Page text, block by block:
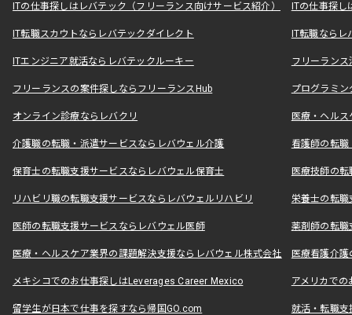
ITの仕事探しはレバテック（フリーランス向けサービス紹介） ITの仕事探
IT転職スカウトならレバテックダイレクト IT転職なら
ITエンジニア就活ならレバテックルーキー フリーラン
フリーランスの案件探しならフリーランスHub プログラミ
オンライン診療ならレバクリ 医療・ヘル
介護職の転職・派遣サービスならレバウェル介護 看護師の転
保育士の転職支援サービスならレバウェル保育士 医療技師の
リハビリ職の転職支援サービスならレバウェルリハビリ 栄養士の転
医師の転職支援サービスならレバウェル医師 薬剤師の転
医療・ヘルスケア業界の課題解決支援ならレバウェル株式会社 医療看護介
メキシコでのお仕事探しはLeverages Career Mexico アメリカで
留学生が日本で仕事を探すなら帰国GO.com 就活・転職